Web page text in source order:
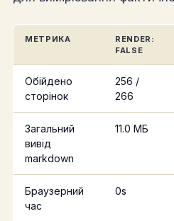
МЕТРИКА
RENDER:
FALSE
Обійдено
сторінок
256 /
266
Загальний
вивід
markdown
11.0 МБ
Браузерний
час
0s